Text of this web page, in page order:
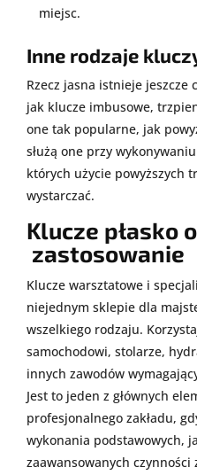
miejsc.
Inne rodzaje
Rzecz jasna istnieje jeszcze
jak klucze imbusowe,
one tak popularne, jak
służą one przy
których użycie powyższych
wystarczać.
Klucze płasko
zastosowanie
Klucze warsztatowe i
niejednym sklepie dla
wszelkiego rodzaju.
samochodowi, stolarze,
innych zawodów
Jest to jeden z głównych
profesjonalnego zakładu,
wykonania podstawowych,
zaawansowanych